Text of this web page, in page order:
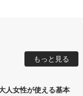
もっと見る
人女性が使える基本